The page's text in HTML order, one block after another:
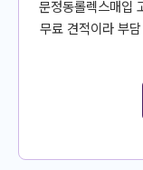
문정동롤렉스매입
무료 견적이라 부